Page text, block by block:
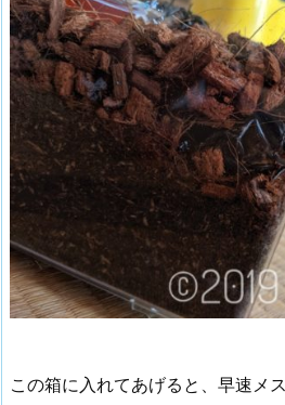
この箱に入れてあげると、早速メ